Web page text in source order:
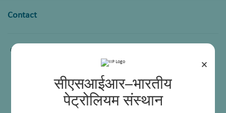
×
सीएसआईआर–भारतीय
पेट्रोलियम संस्थान
Contact
Comming Soon.